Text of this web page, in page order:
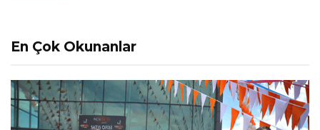
En Çok Okunanlar